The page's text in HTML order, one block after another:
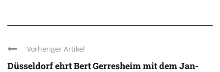
Vorheriger Artikel
Düsseldorf ehrt Bert Gerresheim mit dem Jan-